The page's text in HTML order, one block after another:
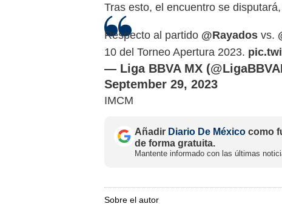
Tras esto, el encuentro se
Respecto al partido @Rayados vs.
10 del Torneo Apertura 2023.
— Liga BBVA MX
September 29, 2023
IMCM
Añadir Diario De México como
de forma gratuita.
Mantente informado con las últimas
Sobre el autor